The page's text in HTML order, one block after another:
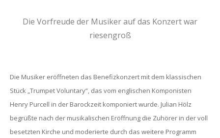
Die Vorfreude der Musiker auf das Konzert war
riesengroß
Die Musiker eröffneten das Benefizkonzert mit dem klassischen
Stück „Trumpet Voluntary“, das vom englischen Komponisten
Henry Purcell in der Barockzeit komponiert wurde. Julian Hölz
begrüßte nach der musikalischen Eröffnung die Zuhörer in der voll
besetzten Kirche und moderierte durch das weitere Programm